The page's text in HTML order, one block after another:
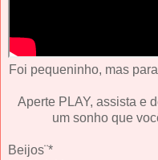
Foi pequeninho, mas
Aperte PLAY, assista e
um sonho que
Beijos¨*